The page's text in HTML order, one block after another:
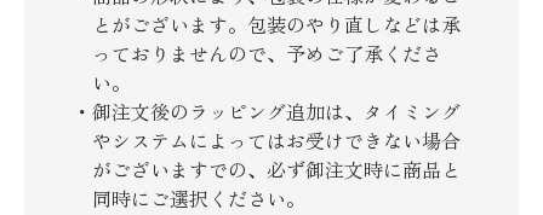
とがございます。包装のやり直しなどは承
っておりませんので、予めご了承くださ
い。
御注文後のラッピング追加は、タイミング
やシステムによってはお受けできない場合
がございますでの、必ず御注文時に商品と
同時にご選択ください。